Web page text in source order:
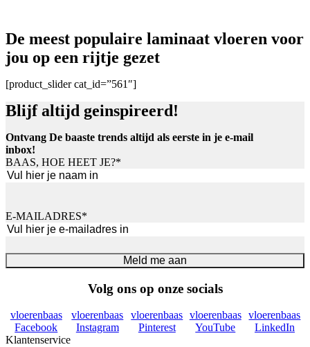
De meest populaire laminaat vloeren voor
jou op een rijtje gezet
[product_slider cat_id=”561″]
Blijf altijd geinspireerd!
Ontvang De baaste trends altijd als eerste in je e-mail
inbox!
BAAS, HOE HEET JE?*
E-MAILADRES*
Meld me aan
Volg ons op onze socials
vloerenbaas
Facebook
vloerenbaas
Instagram
vloerenbaas
Pinterest
vloerenbaas
YouTube
vloerenbaas
LinkedIn
Klantenservice